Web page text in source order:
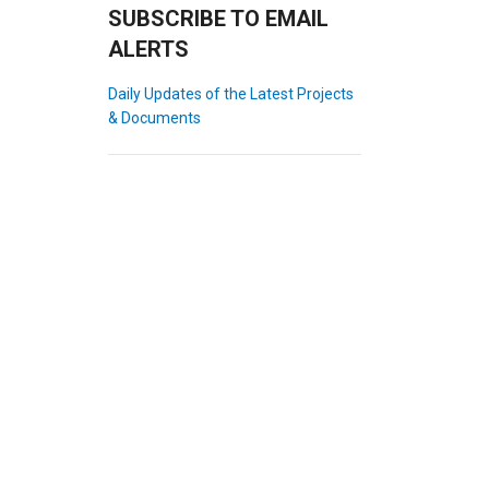
SUBSCRIBE TO EMAIL
ALERTS
Daily Updates of the Latest Projects
& Documents